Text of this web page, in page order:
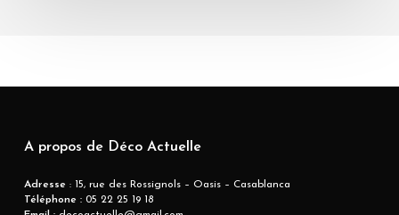
A propos de Déco Actuelle
Adresse : 15, rue des Rossignols – Oasis – Casablanca
Téléphone :05 22 25 19 18